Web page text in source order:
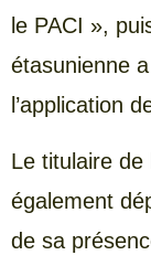
le PACI »,
étasunienne
l’application
Le titulaire
également
de sa